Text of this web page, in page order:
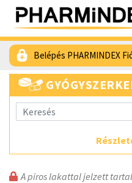
Belépés PHARMINDEX
A piros lakattal jelzett